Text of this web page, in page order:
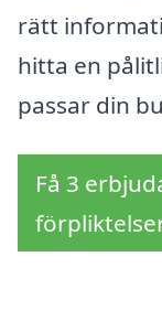
rätt
hitta en
passar din
Få 3